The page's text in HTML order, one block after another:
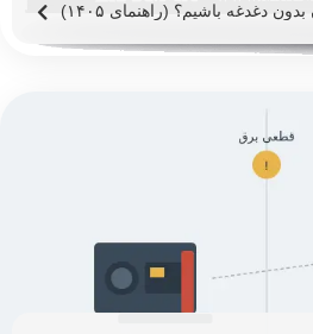
دغدغه باشیم؟ (راهنمای ۱۴۰۵)